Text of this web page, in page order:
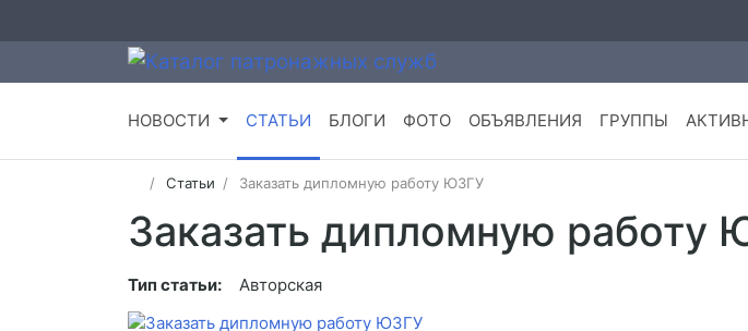
НОВОСТИ СТАТЬИ БЛОГИ ФОТО ОБЪЯВЛЕНИЯ ГРУППЫ
Статьи Заказать дипломную работу ЮЗГУ
Заказать дипломную работу
Тип статьи: Авторская